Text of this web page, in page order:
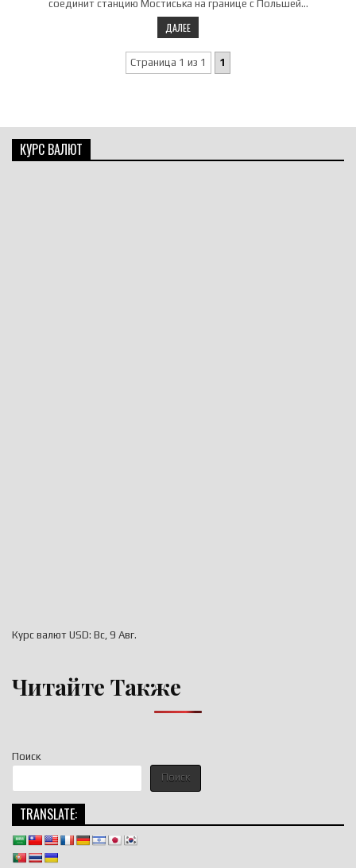
соединит станцию Мостиська на границе с Польшей…
ДАЛЕЕ
Страница 1 из 1 1
Поиск
Поиск
TRANSLATE:
КУРС ВАЛЮТ
Курс валют USD: Вс, 9 Авг.
Читайте Также